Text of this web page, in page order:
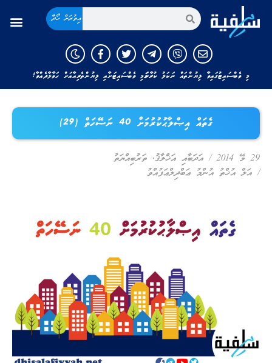
އިތުރަށް ހޯދާ
މި ވެބްސައިޓުގައިވާ ލިޔުންތައް ނަކަލު ކުރާނަމަ މި ވެބްސައިޓަށާއި ލިޔުންތެރިއާއަށް ހަވާލާދެއްވާ!
ގެތައް އިޞްލާޙުކުރުމަށް 40 ނަސޭހަތް (29)
29 މޭ 2014 / އަދަބާއި އަޚްލާޤު, ތަރުބިއްޔަތު
/ އަލް އުޚްތު އުންމު ޢަބްދިލްޢަފުއްވު